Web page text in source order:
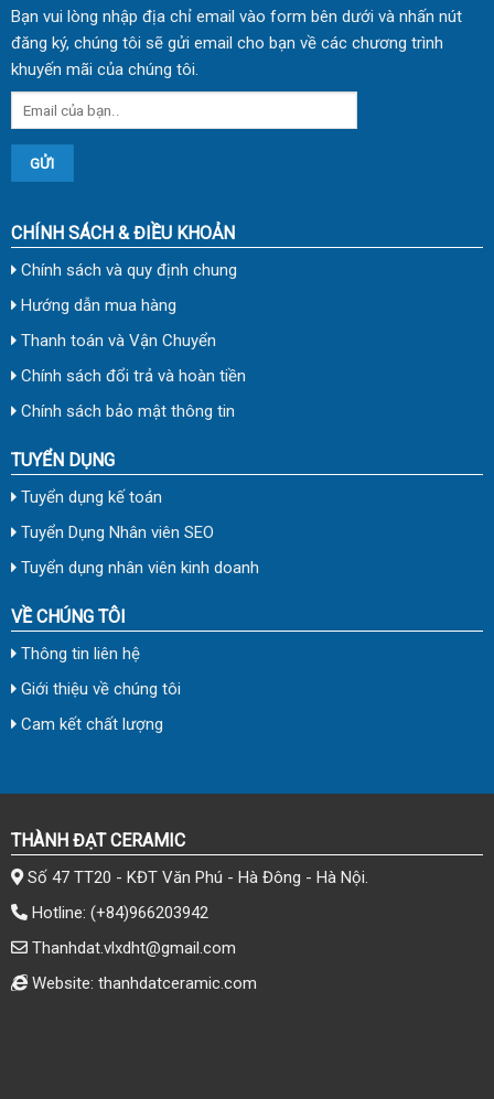
Bạn vui lòng nhập địa chỉ email vào form bên dưới và nhấn nút
đăng ký, chúng tôi sẽ gửi email cho bạn về các chương trình
khuyến mãi của chúng tôi.
CHÍNH SÁCH & ĐIỀU KHOẢN
Chính sách và quy định chung
Hướng dẫn mua hàng
Thanh toán và Vận Chuyển
Chính sách đổi trả và hoàn tiền
Chính sách bảo mật thông tin
TUYỂN DỤNG
Tuyển dụng kế toán
Tuyển Dụng Nhân viên SEO
Tuyển dụng nhân viên kinh doanh
VỀ CHÚNG TÔI
Thông tin liên hệ
Giới thiệu về chúng tôi
Cam kết chất lượng
THÀNH ĐẠT CERAMIC
Số 47 TT20 - KĐT Văn Phú - Hà Đông - Hà Nội.
Hotline: (+84)966203942
Thanhdat.vlxdht@gmail.com
Website: thanhdatceramic.com